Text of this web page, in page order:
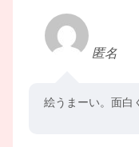
匿名
絵うまーい。面白